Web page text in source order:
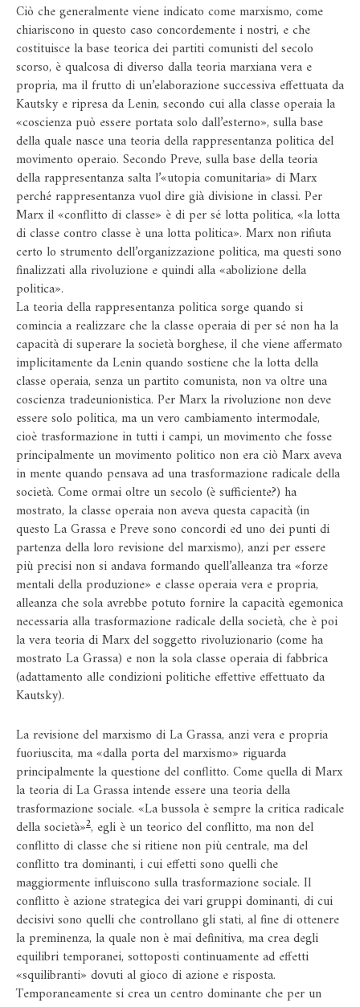
Ciò che generalmente viene indicato come marxismo, come
chiariscono in questo caso concordemente i nostri, e che
costituisce la base teorica dei partiti comunisti del secolo
scorso, è qualcosa di diverso dalla teoria marxiana vera e
propria, ma il frutto di un’elaborazione successiva effettuata da
Kautsky e ripresa da Lenin, secondo cui alla classe operaia la
«coscienza può essere portata solo dall’esterno», sulla base
della quale nasce una teoria della rappresentanza politica del
movimento operaio. Secondo Preve, sulla base della teoria
della rappresentanza salta l’«utopia comunitaria» di Marx
perché rappresentanza vuol dire già divisione in classi. Per
Marx il «conflitto di classe» è di per sé lotta politica, «la lotta
di classe contro classe è una lotta politica». Marx non rifiuta
certo lo strumento dell’organizzazione politica, ma questi sono
finalizzati alla rivoluzione e quindi alla «abolizione della
politica».
La teoria della rappresentanza politica sorge quando si
comincia a realizzare che la classe operaia di per sé non ha la
capacità di superare la società borghese, il che viene affermato
implicitamente da Lenin quando sostiene che la lotta della
classe operaia, senza un partito comunista, non va oltre una
coscienza tradeunionistica. Per Marx la rivoluzione non deve
essere solo politica, ma un vero cambiamento intermodale,
cioè trasformazione in tutti i campi, un movimento che fosse
principalmente un movimento politico non era ciò Marx aveva
in mente quando pensava ad una trasformazione radicale della
società. Come ormai oltre un secolo (è sufficiente?) ha
mostrato, la classe operaia non aveva questa capacità (in
questo La Grassa e Preve sono concordi ed uno dei punti di
partenza della loro revisione del marxismo), anzi per essere
più precisi non si andava formando quell’alleanza tra «forze
mentali della produzione» e classe operaia vera e propria,
alleanza che sola avrebbe potuto fornire la capacità egemonica
necessaria alla trasformazione radicale della società, che è poi
la vera teoria di Marx del soggetto rivoluzionario (come ha
mostrato La Grassa) e non la sola classe operaia di fabbrica
(adattamento alle condizioni politiche effettive effettuato da
Kautsky).
La revisione del marxismo di La Grassa, anzi vera e propria
fuoriuscita, ma «dalla porta del marxismo» riguarda
principalmente la questione del conflitto. Come quella di Marx
la teoria di La Grassa intende essere una teoria della
trasformazione sociale. «La bussola è sempre la critica radicale
della società»2, egli è un teorico del conflitto, ma non del
conflitto di classe che si ritiene non più centrale, ma del
conflitto tra dominanti, i cui effetti sono quelli che
maggiormente influiscono sulla trasformazione sociale. Il
conflitto è azione strategica dei vari gruppi dominanti, di cui
decisivi sono quelli che controllano gli stati, al fine di ottenere
la preminenza, la quale non è mai definitiva, ma crea degli
equilibri temporanei, sottoposti continuamente ad effetti
«squilibranti» dovuti al gioco di azione e risposta.
Temporaneamente si crea un centro dominante che per un